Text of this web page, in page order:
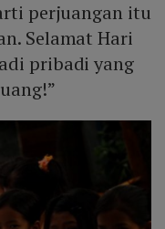
perjuangan itu
Selamat Hari
pribadi yang